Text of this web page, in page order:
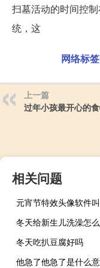
扫墓活动的时间控
统，这
网络标签
上一篇
过年小孩最开心的
相关问题
元宵节特效头像软件
冬天给新生儿洗澡怎
冬天吃扒豆腐好吗